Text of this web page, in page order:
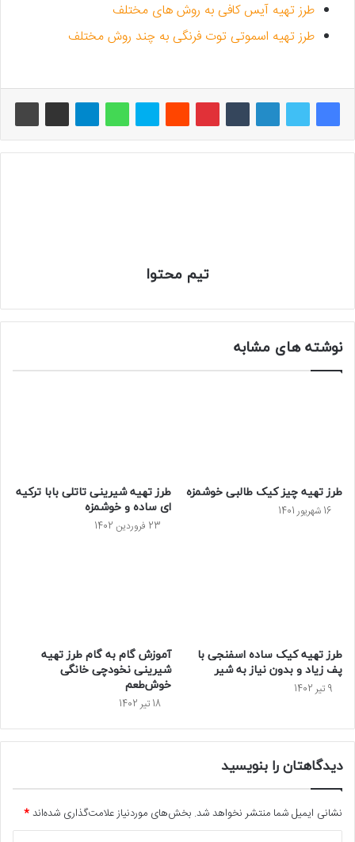
طرز تهیه آیس کافی به روش های مختلف
طرز تهیه اسموتی توت فرنگی به چند روش مختلف
تیم محتوا
نوشته های مشابه
طرز تهیه چیز کیک طالبی خوشمزه
16 شهریور 1401
طرز تهیه شیرینی تاتلی بابا ترکیه
ای ساده و خوشمزه
23 فروردین 1402
طرز تهیه کیک ساده اسفنجی با
پف زیاد و بدون نیاز به شیر
9 تیر 1402
آموزش گام به گام طرز تهیه
شیرینی نخودچی خانگی
خوش‌طعم
18 تیر 1402
دیدگاهتان را بنویسید
نشانی ایمیل شما منتشر نخواهد شد. بخش‌های موردنیاز علامت‌گذاری شده‌اند*